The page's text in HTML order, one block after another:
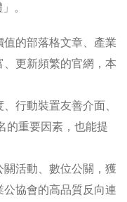
。
值的部落格文章、產業
更新頻繁的官網，本
行動裝置友善介面、
的重要因素，也能提
關活動、數位公關，獲
協會的高品質反向連